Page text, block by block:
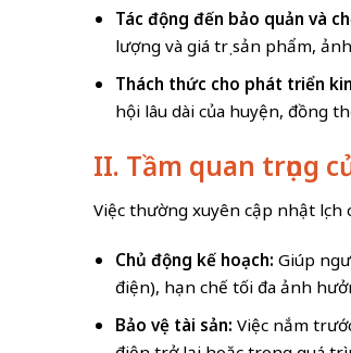
Tác động đến bảo quản và
lượng và giá trị sản phẩm,
Thách thức cho phát triển
hội lâu dài của huyện, đồng
II. Tầm quan trọng
Việc thường xuyên cập nhật
Chủ động kế hoạch: Giúp
điện), hạn chế tối đa ảnh
Bảo vệ tài sản: Việc nắm